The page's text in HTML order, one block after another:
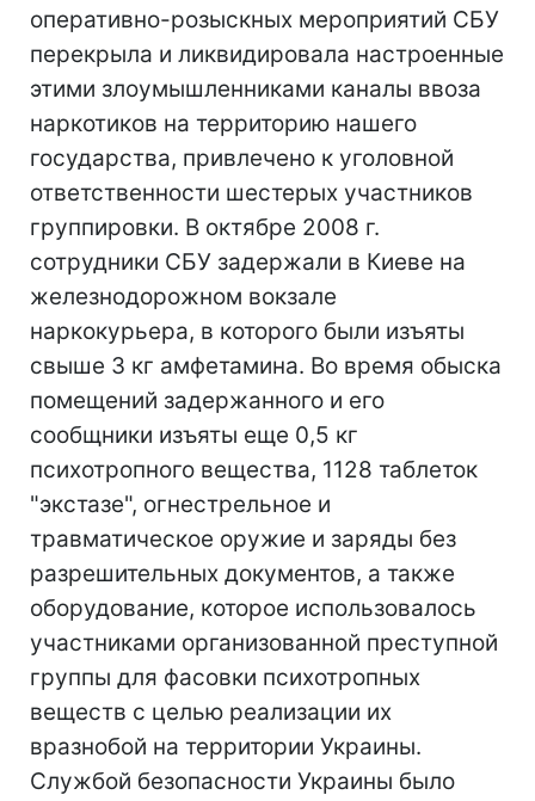
оперативно-розыскных мероприятий СБУ
перекрыла и ликвидировала настроенные
этими злоумышленниками каналы ввоза
наркотиков на территорию нашего
государства, привлечено к уголовной
ответственности шестерых участников
группировки. В октябре 2008 г.
сотрудники СБУ задержали в Киеве на
железнодорожном вокзале
наркокурьера, в которого были изъяты
свыше 3 кг амфетамина. Во время обыска
помещений задержанного и его
сообщники изъяты еще 0,5 кг
психотропного вещества, 1128 таблеток
"экстазе", огнестрельное и
травматическое оружие и заряды без
разрешительных документов, а также
оборудование, которое использовалось
участниками организованной преступной
группы для фасовки психотропных
веществ с целью реализации их
вразнобой на территории Украины.
Службой безопасности Украины было